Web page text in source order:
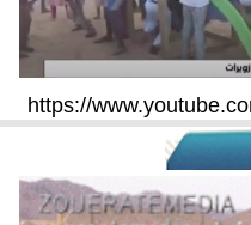
https://